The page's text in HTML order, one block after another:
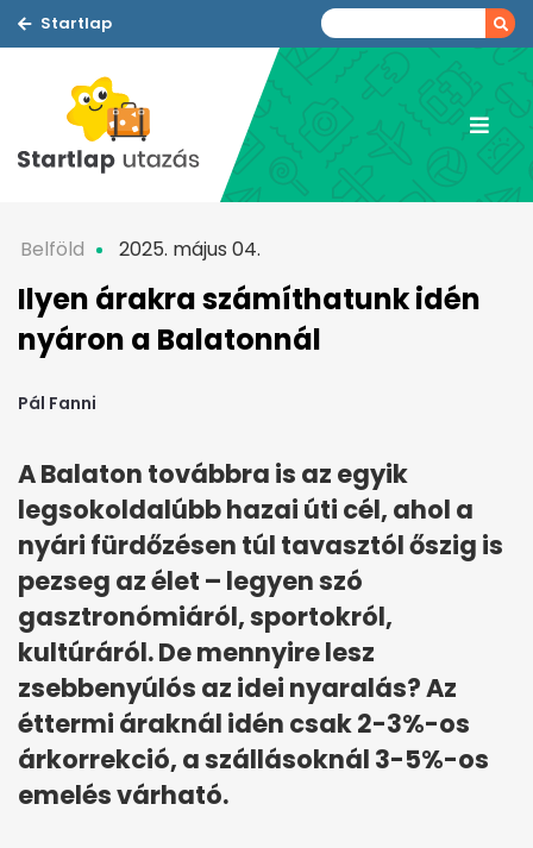
Startlap
Belföld 2025. május 04.
Ilyen árakra számíthatunk idén
nyáron a Balatonnál
Pál Fanni
A Balaton továbbra is az egyik
legsokoldalúbb hazai úti cél, ahol a
nyári fürdőzésen túl tavasztól őszig is
pezseg az élet – legyen szó
gasztronómiáról, sportokról,
kultúráról. De mennyire lesz
zsebbenyúlós az idei nyaralás? Az
éttermi áraknál idén csak 2-3%-os
árkorrekció, a szállásoknál 3-5%-os
emelés várható.